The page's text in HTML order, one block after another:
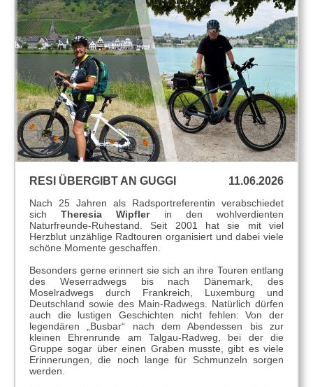
11.06.2026
RESI ÜBERGIBT AN GUGGI
Nach 25 Jahren als Radsportreferentin verabschiedet
sichTheresia Wipflerin den wohlverdienten
Naturfreunde-Ruhestand. Seit 2001 hat sie mit viel
Herzblut unzählige Radtouren organisiert und dabei viele
schöne Momente geschaffen.
Besonders gerne erinnert sie sich an ihre Touren entlang
des Weserradwegs bis nach Dänemark, des
Moselradwegs durch Frankreich, Luxemburg und
Deutschland sowie des Main-Radwegs. Natürlich dürfen
auch die lustigen Geschichten nicht fehlen: Von der
legendären „Busbar“ nach dem Abendessen bis zur
kleinen Ehrenrunde am Talgau-Radweg, bei der die
Gruppe sogar über einen Graben musste, gibt es viele
Erinnerungen, die noch lange für Schmunzeln sorgen
werden.